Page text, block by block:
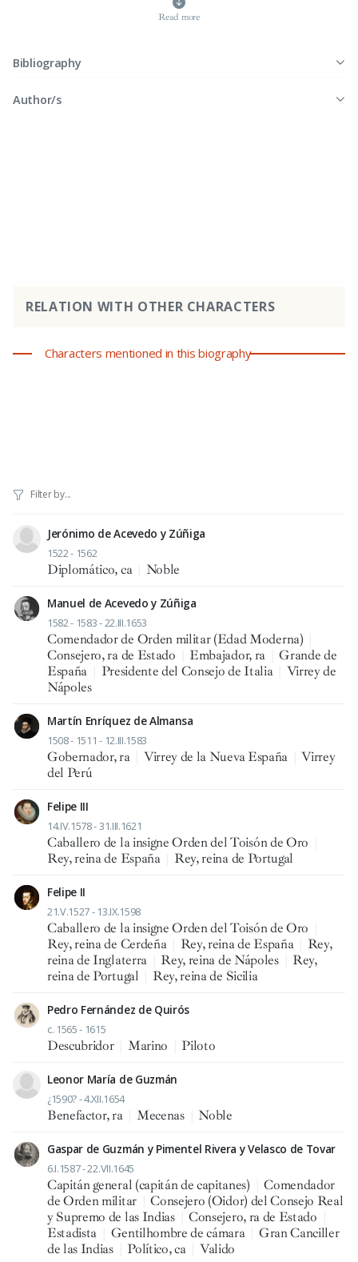
Read more
Bibliography
Author/s
RELATION WITH OTHER CHARACTERS
Characters mentioned in this biography
Jerónimo de Acevedo y Zúñiga
1522 - 1562
Diplomático, ca Noble
Manuel de Acevedo y Zúñiga
1582 - 1583 - 22.III.1653
Comendador de Orden militar (Edad Moderna)
Consejero, ra de Estado
Embajador, ra
Grande de
España
Presidente del Consejo de Italia
Virrey de
Nápoles
Martín Enríquez de Almansa
1508 - 1511 - 12.III.1583
Gobernador, ra Virrey de la Nueva España
Virrey
del Perú
Felipe III
14.IV.1578 - 31.III.1621
Caballero de la insigne Orden del Toisón de Oro
Rey, reina de España
Rey, reina de Portugal
Felipe II
21.V.1527 - 13.IX.1598
Caballero de la insigne Orden del Toisón de Oro
Rey, reina de Cerdeña
Rey, reina de España
Rey,
reina de Inglaterra
Rey, reina de Nápoles
Rey,
reina de Portugal
Rey, reina de Sicilia
Pedro Fernández de Quirós
c. 1565 - 1615
Descubridor Marino Piloto
Leonor María de Guzmán
¿1590? - 4.XII.1654
Benefactor, ra Mecenas Noble
Gaspar de Guzmán y Pimentel Rivera y Velasco de Tovar
6.I.1587 - 22.VII.1645
Capitán general (capitán de capitanes)
Comendador
de Orden militar
Consejero (Oidor) del Consejo Real
y Supremo de las Indias
Consejero, ra de Estado
Estadista
Gentilhombre de cámara
Gran Canciller
de las Indias
Político, ca Valido